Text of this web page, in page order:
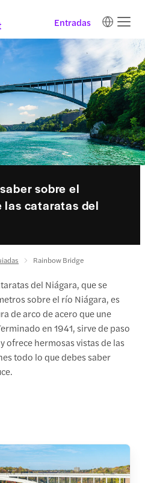
Entradas
sobre el
las cataratas del
Rainbow Bridge
del Niágara, que se
sobre el río Niágara, es
de arco de acero que une
en 1941, sirve de paso
ofrece hermosas vistas de las
todo lo que debes saber